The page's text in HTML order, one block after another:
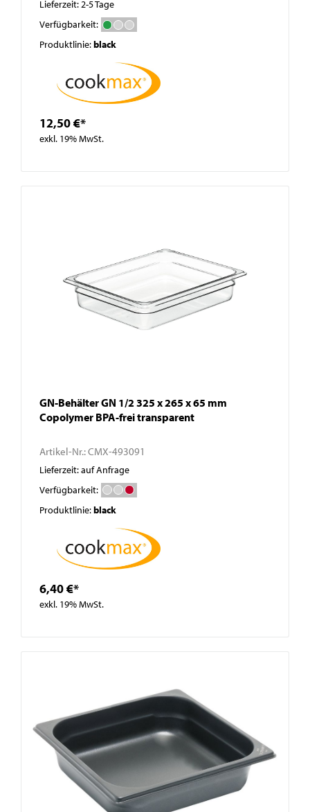
Lieferzeit: 2-5 Tage
Verfügbarkeit:
Produktlinie:black
12,50 €*
exkl. 19% MwSt.
GN-Behälter GN 1/2 325 x 265 x 65 mm
Copolymer BPA-frei transparent
Artikel-Nr.:CMX-493091
Lieferzeit: auf Anfrage
Verfügbarkeit:
Produktlinie:black
6,40 €*
exkl. 19% MwSt.